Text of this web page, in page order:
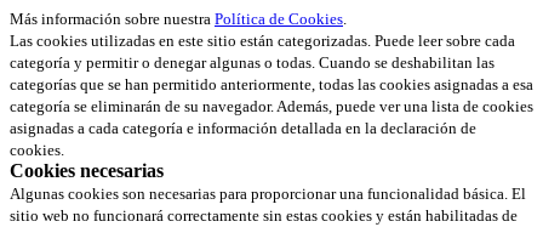
Más información sobre nuestra Política de Cookies.
Las cookies utilizadas en este sitio están categorizadas. Puede leer sobre cada
categoría y permitir o denegar algunas o todas. Cuando se deshabilitan las
categorías que se han permitido anteriormente, todas las cookies asignadas a esa
categoría se eliminarán de su navegador. Además, puede ver una lista de cookies
asignadas a cada categoría e información detallada en la declaración de
cookies.
Cookies necesarias
Algunas cookies son necesarias para proporcionar una funcionalidad básica. El
sitio web no funcionará correctamente sin estas cookies y están habilitadas de